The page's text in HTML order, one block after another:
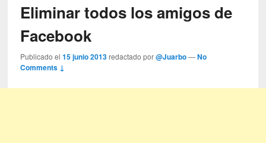
Eliminar todos los amigos de
Facebook
Publicado el15 junio 2013 redactado por@Juarbo —No
Comments ↓